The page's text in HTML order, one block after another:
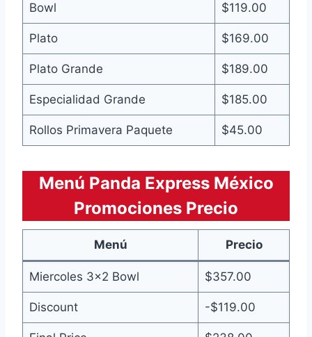
Bowl $119.00
Plato $169.00
Plato Grande $189.00
Especialidad Grande $185.00
Rollos Primavera Paquete $45.00
Menú Panda Express México
Promociones Precio
Menú Precio
Miercoles 3×2 Bowl $357.00
Discount -$119.00